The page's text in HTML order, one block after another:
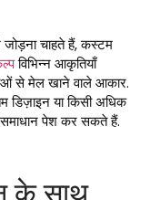
चाहते हैं, कस्टम
विभिन्न आकृतियाँ
से मेल खाने वाले आकार.
डिज़ाइन या किसी अधिक
पेश कर सकते हैं.